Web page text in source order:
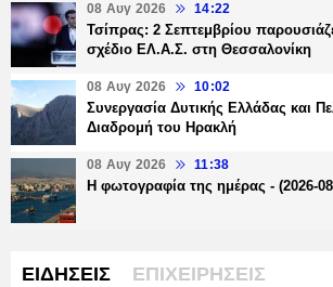
08 Αυγ 2026 14:22
Τσίπρας: 2 Σεπτεμβρίου
σχέδιο ΕΛ.Α.Σ. στη Θεσσαλονίκη
08 Αυγ 2026 10:02
Συνεργασία Δυτικής Ελλάδας και
Διαδρομή του Ηρακλή
08 Αυγ 2026 11:38
Η φωτογραφία της ημέρας - (2026-
ΕΙΔΗΣΕΙΣ ΕΠΙΧΕΙΡΗΣΕΙΣ